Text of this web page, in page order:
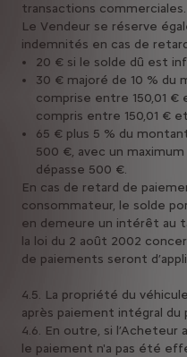
transactions commerciales.
Le Vendeur se réserve
indemnités en cas de
20 € si le solde dû est
30 € majoré de 10 % du
comprise entre 150,01
compris entre 150,01 €
65 € plus 5 % du
500 €, avec un
dépasse 500 €.
En cas de retard de
consommateur, le solde
en demeure un intérêt au
la loi du 2 août 2002
de paiements seront
4.5. La propriété du
après paiement intégral du
4.6. En outre, si l’Acheteur
le paiement n'a pas été